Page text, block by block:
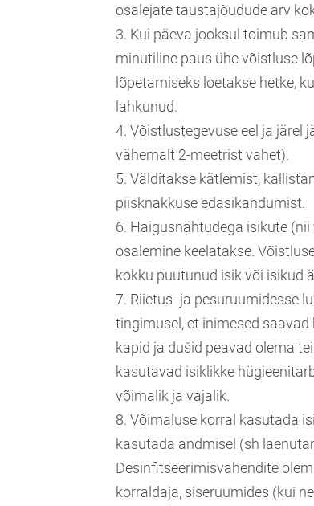
osalejate taustajõudude arv
3. Kui päeva jooksul toimub
minutiline paus ühe võistluse
lõpetamiseks loetakse hetke,
lahkunud.
4. Võistlustegevuse eel ja järel
vähemalt 2-meetrist vahet).
5. Välditakse kätlemist,
piisknakkuse edasikandumist.
6. Haigusnähtudega isikute
osalemine keelatakse.
kokku puutunud isik või isikud
7. Riietus- ja pesuruumidesse
tingimusel, et inimesed
kapid ja dušid peavad olema
kasutavad isiklikke
võimalik ja vajalik.
8. Võimaluse korral kasutada
kasutada andmisel (sh
Desinfitseerimisvahendite
korraldaja, siseruumides (kui